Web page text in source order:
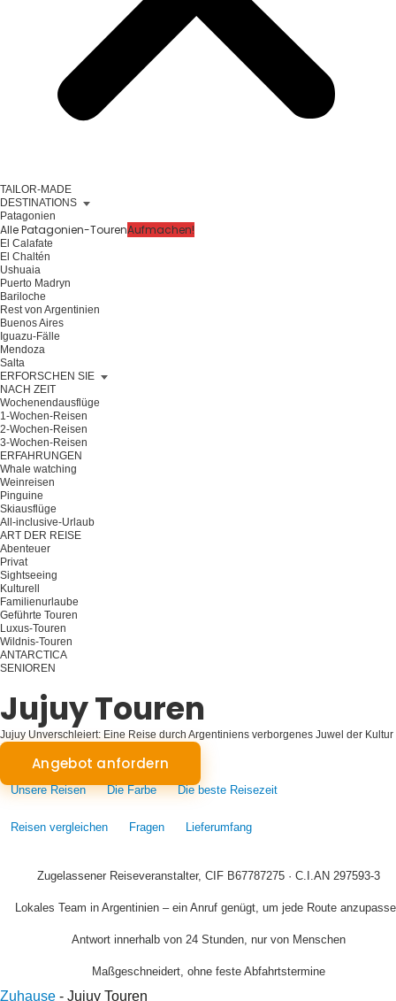
TAILOR-MADE
DESTINATIONS
Patagonien
Alle Patagonien-TourenAufmachen!
El Calafate
El Chaltén
Ushuaia
Puerto Madryn
Bariloche
Rest von Argentinien
Buenos Aires
Iguazu-Fälle
Mendoza
Salta
ERFORSCHEN SIE
NACH ZEIT
Wochenendausflüge
1-Wochen-Reisen
2-Wochen-Reisen
3-Wochen-Reisen
ERFAHRUNGEN
Whale watching
Weinreisen
Pinguine
Skiausflüge
All-inclusive-Urlaub
ART DER REISE
Abenteuer
Privat
Sightseeing
Kulturell
Familienurlaube
Geführte Touren
Luxus-Touren
Wildnis-Touren
ANTARCTICA
SENIOREN
Jujuy Touren
Jujuy Unverschleiert: Eine Reise durch Argentiniens verborgenes Juwel der Kultur
und Natur
Angebot anfordern
Unsere Reisen Die Farbe Die beste Reisezeit
Reisen vergleichen Fragen Lieferumfang
Zugelassener Reiseveranstalter, CIF B67787275 · C.I.AN 297593-3
Lokales Team in Argentinien – ein Anruf genügt, um jede Route
Antwort innerhalb von 24 Stunden, nur von Menschen
Maßgeschneidert, ohne feste Abfahrtstermine
Zuhause - Jujuy Touren